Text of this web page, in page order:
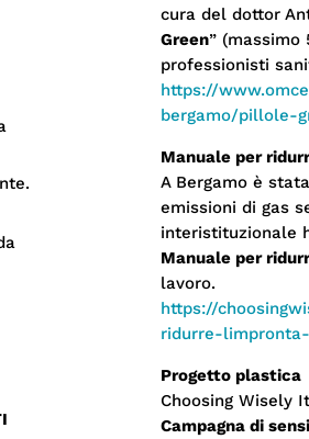
cura del dottor
Green” (massimo
professionisti
https://
bergamo/pillole-
Manuale per
A Bergamo è
emissioni di gas
interistituzionale
Manuale per
lavoro.
https://
ridurre-
Progetto plastica
Choosing Wisely
Campagna di